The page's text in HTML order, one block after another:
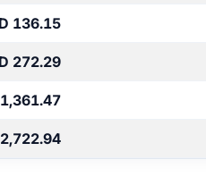
136.15 USD
272.29 USD
1,361.47 USD
2,722.94 USD